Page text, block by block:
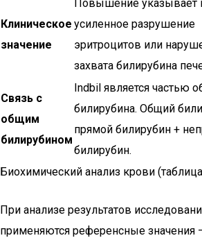
Клиническое
значение
Повышение указывает
усиленное разрушение
эритроцитов или
захвата билирубина
Связь с
общим
билирубином
Indbil является частью
билирубина. Общий
прямой билирубин +
билирубин.
Биохимический анализ крови
При анализе результатов
применяются референсные значения